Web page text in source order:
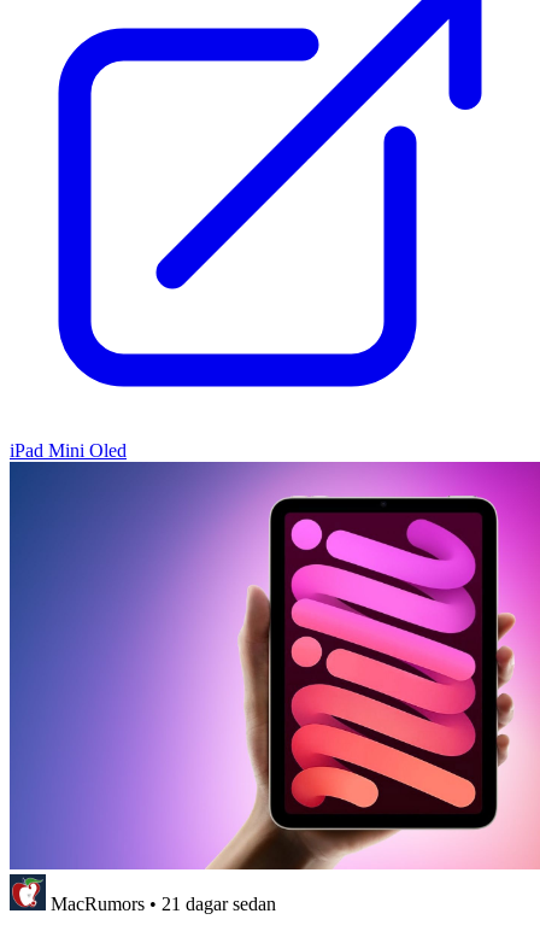
iPad Mini Oled
MacRumors • 21 dagar sedan